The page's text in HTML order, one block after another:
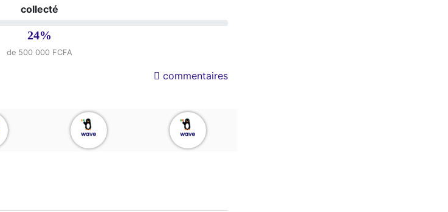
collecté
24%
de 500 000 FCFA
commentaires